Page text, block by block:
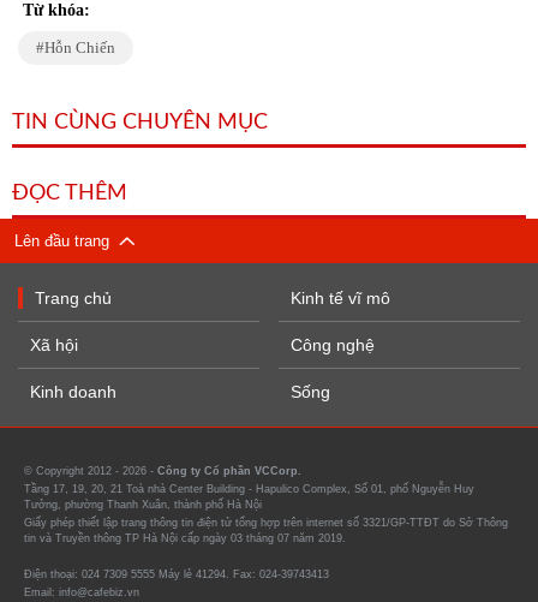
Từ khóa:
Hỗn Chiến
TIN CÙNG CHUYÊN MỤC
ĐỌC THÊM
Lên đầu trang
Trang chủ
Xã hội
Kinh doanh
Kinh tế vĩ mô
Công nghệ
Sống
© Copyright 2012 - 2026 - Công ty Cổ phần VCCorp.
Tầng 17, 19, 20, 21 Toà nhà Center Building - Hapulico Complex, Số 01, phố Nguyễn Huy
Tưởng, phường Thanh Xuân, thành phố Hà Nội
Giấy phép thiết lập trang thông tin điện tử tổng hợp trên internet số 3321/GP-TTĐT do Sở Thông
tin và Truyền thông TP Hà Nội cấp ngày 03 tháng 07 năm 2019.
Điện thoại: 024 7309 5555 Máy lẻ 41294. Fax: 024-39743413
Email: info@cafebiz.vn